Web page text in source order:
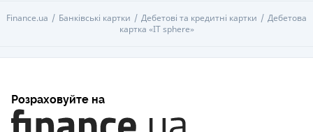
Finance.ua Банківські картки Дебетові та кредитні картки
Дебетова
картка «IT sphere»
Розраховуйте на